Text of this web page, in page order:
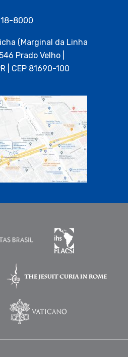
8000
(Marginal da Linha
Prado Velho |
| CEP 81690-100